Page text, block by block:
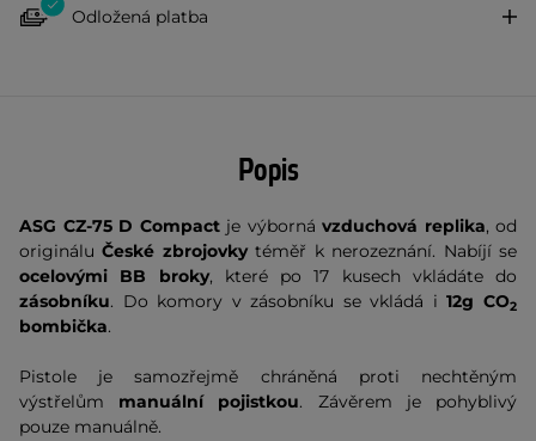
Odložená platba
Popis
ASG CZ-75 D Compact je výborná vzduchová replika, od
origináluČeské zbrojovkytéměř k nerozeznání. Nabíjí se
ocelovými BB broky, které po 17 kusech vkládáte do
zásobníku. Do komory v zásobníku se vkládá i12g CO2
bombička.
Pistole je samozřejmě chráněná proti nechtěným
výstřelům manuální pojistkou. Závěrem je pohyblivý
pouze manuálně.